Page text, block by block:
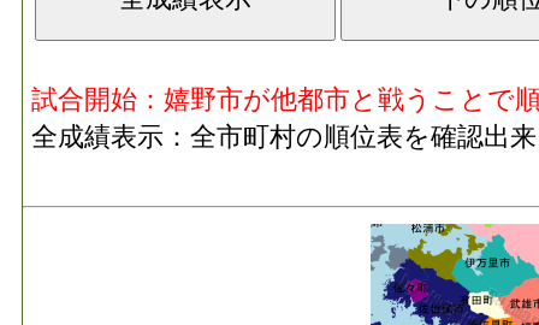
試合開始：嬉野市が他都市と戦うことで
全成績表示：全市町村の順位表を確認出